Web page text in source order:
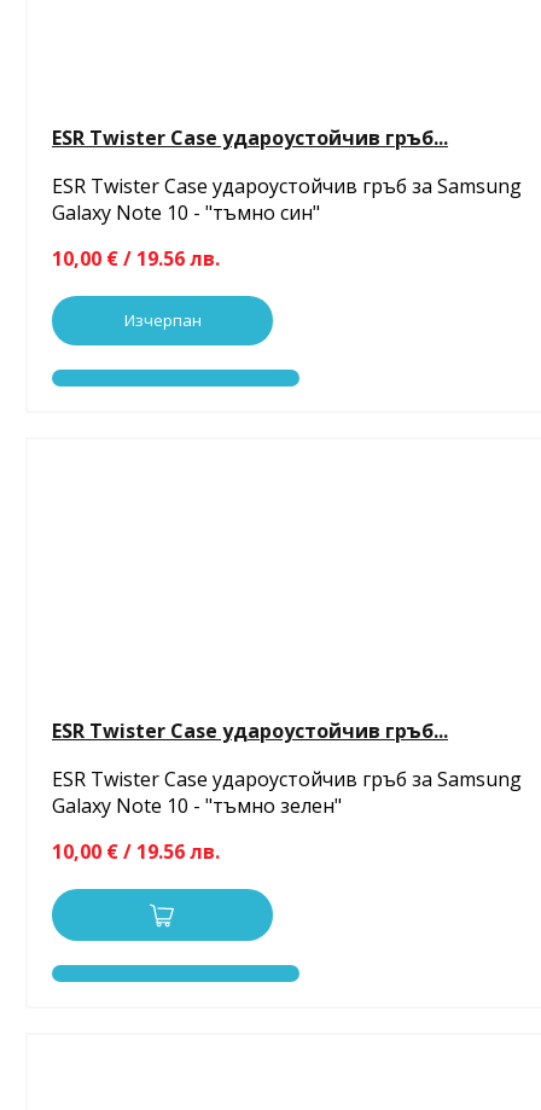
ESR Twister Case удароустойчив гръб...
ESR Twister Case удароустойчив гръб за Samsung
Galaxy Note 10 - "тъмно син"
10,00 € / 19.56 лв.
Изчерпан
ESR Twister Case удароустойчив гръб...
ESR Twister Case удароустойчив гръб за Samsung
Galaxy Note 10 - "тъмно зелен"
10,00 € / 19.56 лв.